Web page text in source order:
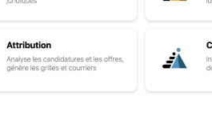
celle-ci est remboursée dans un